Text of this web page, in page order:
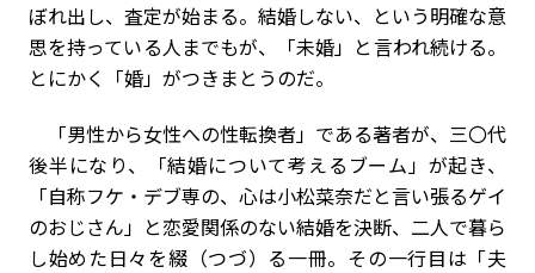
ぼれ出し、査定が始まる。結婚しない、という明確な意
思を持っている人までもが、「未婚」と言われ続ける。
とにかく「婚」がつきまとうのだ。
「男性から女性への性転換者」である著者が、三〇代
後半になり、「結婚について考えるブーム」が起き、
「自称フケ・デブ専の、心は小松菜奈だと言い張るゲイ
のおじさん」と恋愛関係のない結婚を決断、二人で暮ら
し始めた日々を綴（つづ）る一冊。その一行目は「夫